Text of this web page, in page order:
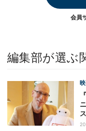
会員
編集部が選ぶ